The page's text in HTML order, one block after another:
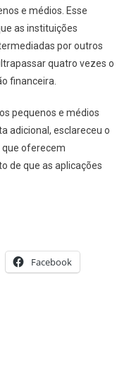
e médios. Esse
as instituições
por outros
quatro vezes o
financeira.
pequenos e médios
adicional, esclareceu o
que oferecem
de que as aplicações
Facebook